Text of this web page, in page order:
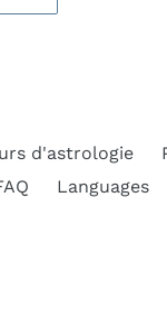
d'astrologie
Languages